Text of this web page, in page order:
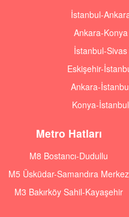
İstanbul-
Ankara-Konya
İstanbul-Sivas
Eskişehir-
Ankara-
Konya-
Metro Hatları
M8 Bostancı-Dudullu
M5 Üsküdar-Samandıra Merkez
M3 Bakırköy Sahil-Kayaşehir